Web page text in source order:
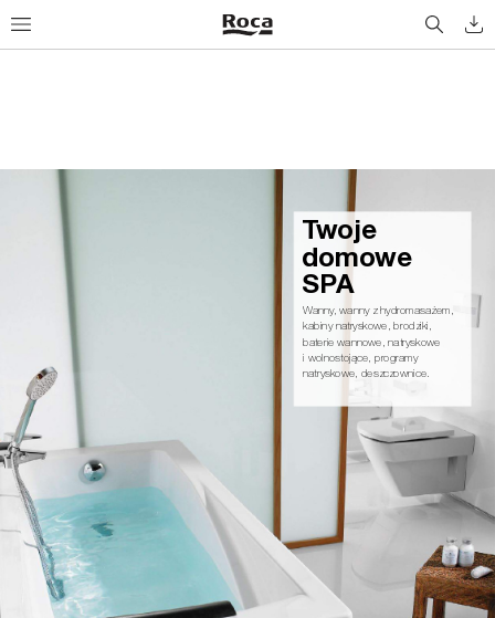
Wanny, wanny z hydromasażem,
kabiny natryskowe, brodziki,
baterie wannowe, natryskowe
i wolnostojące, programy
natryskowe, deszczownice.
Twoje
d omowe
S PA